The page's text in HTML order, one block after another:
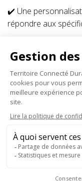
✔️ Une
répondre aux
✔️ Des équipes de
fonctionnement
© 2025 - Sogetrel /